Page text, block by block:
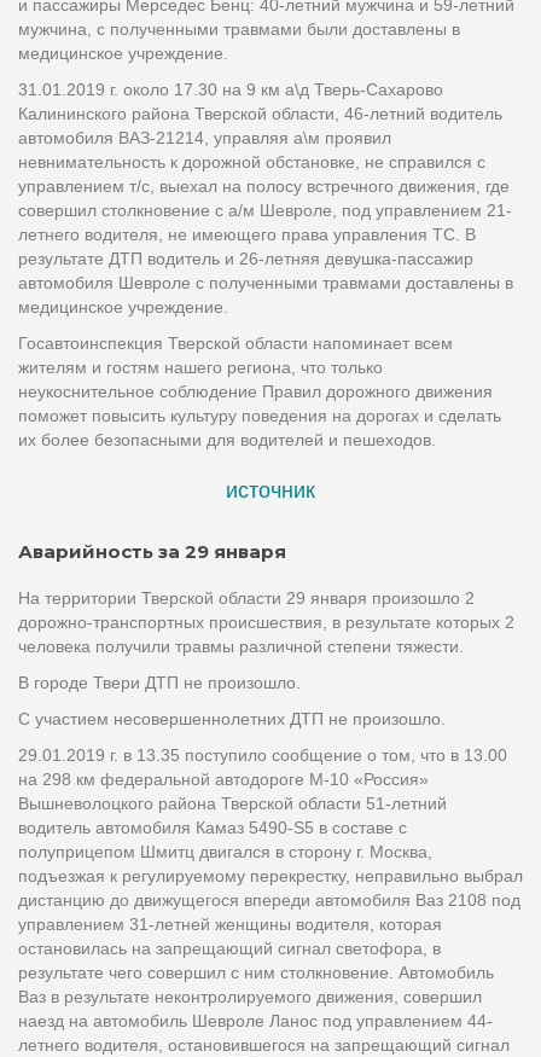
и пассажиры Мерседес Бенц: 40-летний мужчина и 59-летний
мужчина, с полученными травмами были доставлены в
медицинское учреждение.
31.01.2019 г. около 17.30 на 9 км а\д Тверь-Сахарово
Калининского района Тверской области, 46-летний водитель
автомобиля ВАЗ-21214, управляя а\м проявил
невнимательность к дорожной обстановке, не справился с
управлением т/с, выехал на полосу встречного движения, где
совершил столкновение с а/м Шевроле, под управлением 21-
летнего водителя, не имеющего права управления ТС. В
результате ДТП водитель и 26-летняя девушка-пассажир
автомобиля Шевроле с полученными травмами доставлены в
медицинское учреждение.
Госавтоинспекция Тверской области напоминает всем
жителям и гостям нашего региона, что только
неукоснительное соблюдение Правил дорожного движения
поможет повысить культуру поведения на дорогах и сделать
их более безопасными для водителей и пешеходов.
источник
Аварийность за 29 января
На территории Тверской области 29 января произошло 2
дорожно-транспортных происшествия, в результате которых 2
человека получили травмы различной степени тяжести.
В городе Твери ДТП не произошло.
С участием несовершеннолетних ДТП не произошло.
29.01.2019 г. в 13.35 поступило сообщение о том, что в 13.00
на 298 км федеральной автодороге М-10 «Россия»
Вышневолоцкого района Тверской области 51-летний
водитель автомобиля Камаз 5490-S5 в составе с
полуприцепом Шмитц двигался в сторону г. Москва,
подъезжая к регулируемому перекрестку, неправильно выбрал
дистанцию до движущегося впереди автомобиля Ваз 2108 под
управлением 31-летней женщины водителя, которая
остановилась на запрещающий сигнал светофора, в
результате чего совершил с ним столкновение. Автомобиль
Ваз в результате неконтролируемого движения, совершил
наезд на автомобиль Шевроле Ланос под управлением 44-
летнего водителя, остановившегося на запрещающий сигнал